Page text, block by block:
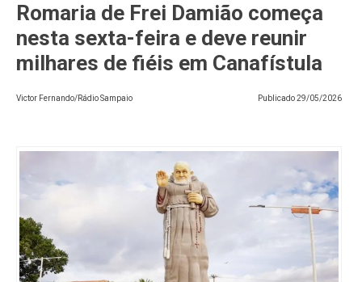
Romaria de Frei Damião começa
nesta sexta-feira e deve reunir
milhares de fiéis em Canafístula
Victor Fernando/Rádio Sampaio Publicado29/05/2026